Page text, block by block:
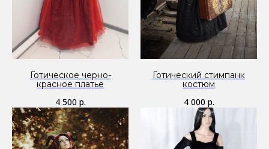
Готическое черно-
красное платье
4 500 р.
Готический стимпанк
костюм
4 000 р.